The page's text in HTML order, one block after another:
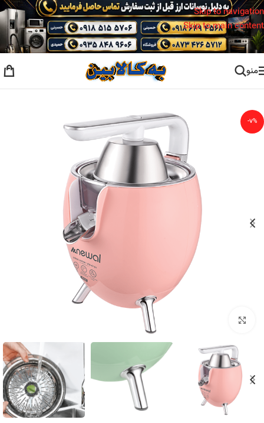
Skip to navigation
Skip to main content
منو
-۷%